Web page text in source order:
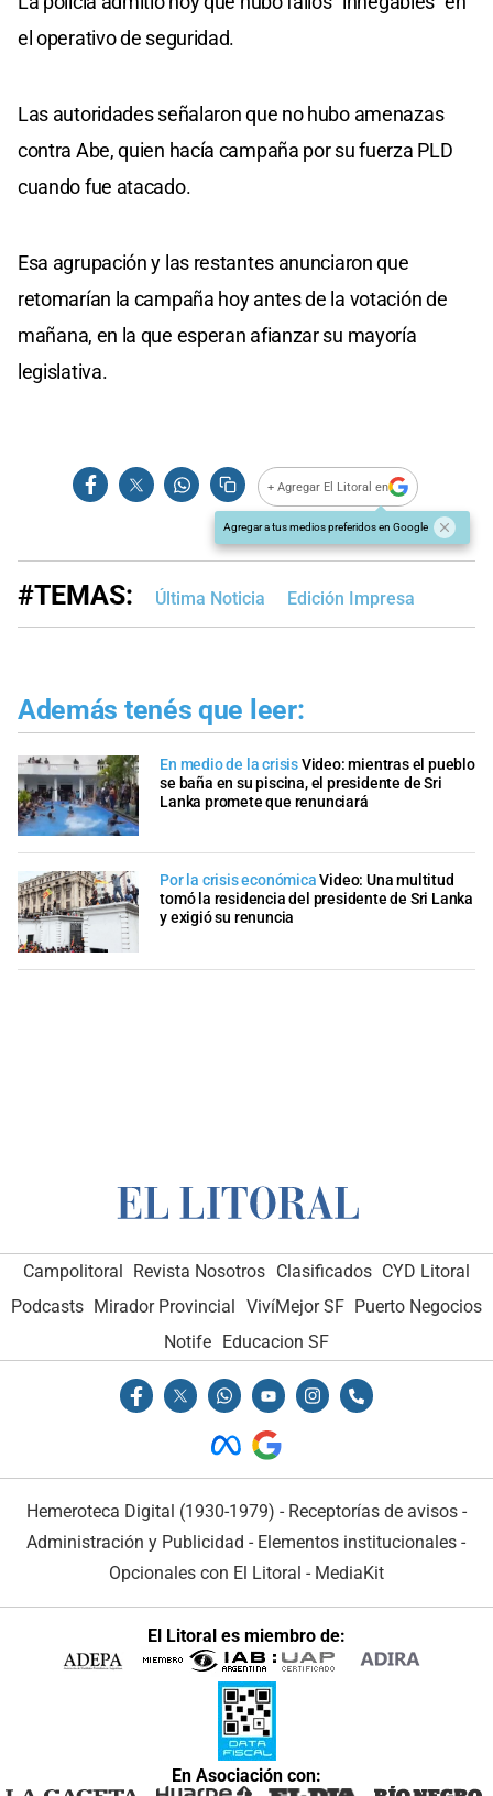
el operativo de seguridad.
Las autoridades señalaron que no hubo amenazas
contra Abe, quien hacía campaña por su fuerza PLD
cuando fue atacado.
Esa agrupación y las restantes anunciaron que
retomarían la campaña hoy antes de la votación de
mañana, en la que esperan afianzar su mayoría
legislativa.
+ Agregar El Litoral en
Agregar a tus medios preferidos en Google
#TEMAS: Última Noticia Edición Impresa
Además tenés que leer:
En medio de la crisisVideo: mientras el pueblo
se baña en su piscina, el presidente de Sri
Lanka promete que renunciará
Por la crisis económica Video: Una multitud
tomó la residencia del presidente de Sri Lanka
y exigió su renuncia
Campolitoral Revista Nosotros Clasificados CYD Litoral
Podcasts Mirador Provincial VivíMejor SF Puerto Negocios
Notife
Educacion SF
Hemeroteca Digital (1930-1979) - Receptorías de avisos -
Administración y Publicidad - Elementos institucionales -
Opcionales con El Litoral - MediaKit
El Litoral es miembro de:
En Asociación con: